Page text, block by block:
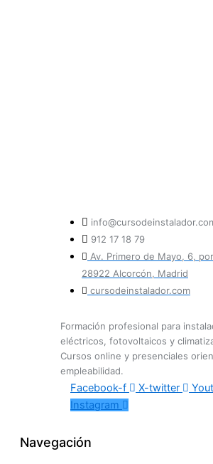
912 17 18 79
Av. Primero de Mayo, 6,
28922 Alcorcón, Madrid
cursodeinstalador.com
Formación profesional para
eléctricos, fotovoltaicos y
Cursos online y presenciales
empleabilidad.
Facebook-f X-twitter
Instagram
Navegación